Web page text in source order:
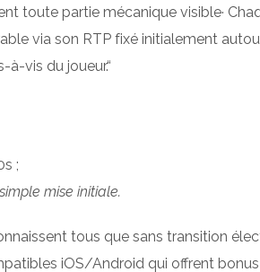
toute partie mécanique visible·
via son RTP fixé initialement
vis du joueur.“
;
mise initiale.
tous que sans transition
iOS/Android qui offrent bonus